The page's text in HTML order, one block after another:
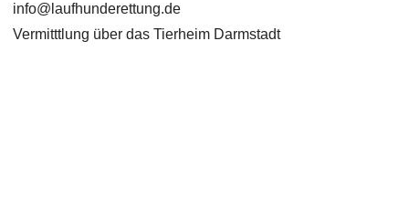
info@laufhunderettung.de
Vermitttlung über das Tierheim Darmstadt